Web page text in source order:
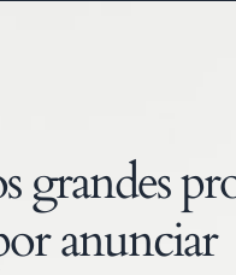
grandes
anunciar